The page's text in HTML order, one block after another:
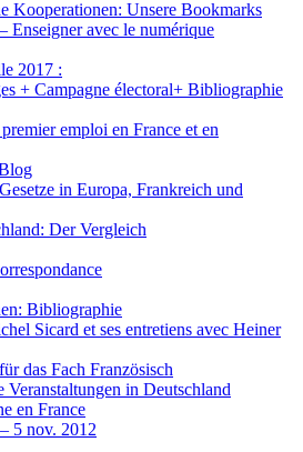
Kooperationen: Unsere Bookmarks
Enseigner avec le numérique
2017 :
+ Campagne électoral+ Bibliographie
emploi en France et en
in Europa, Frankreich und
Der Vergleich
Bibliographie
Sicard et ses entretiens avec Heiner
das Fach Französisch
Veranstaltungen in Deutschland
en France
5 nov. 2012